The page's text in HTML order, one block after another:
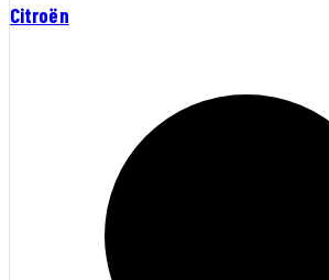
Citroën